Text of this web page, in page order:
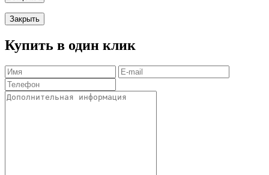
Закрыть
Купить в один клик